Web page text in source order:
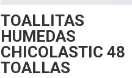
TOALLITAS
HUMEDAS
CHICOLASTIC 48
TOALLAS